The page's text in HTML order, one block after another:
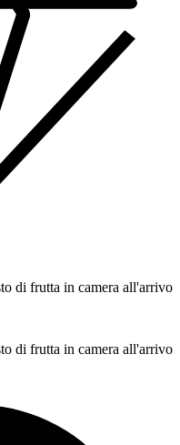
di frutta in camera all'arrivo
di frutta in camera all'arrivo